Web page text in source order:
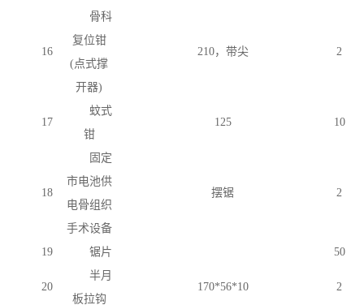
16
骨科
复位钳
(点式撑
开器)
210，带尖 2
17
蚊式
钳
125 10
18
固定
市电池供
电骨组织
手术设备
摆锯 2
19 锯片 50
20
半月
板拉钩
170*56*10 2